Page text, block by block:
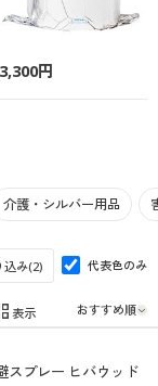
3,300円
介護・シルバー用品
込み(2) 代表色のみ
表示
スプレー ヒバウッド